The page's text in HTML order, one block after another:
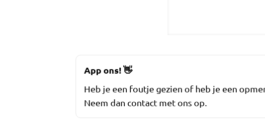
App ons!👋
Heb je een foutje gezien of heb je een
Neem dan contact met ons op.